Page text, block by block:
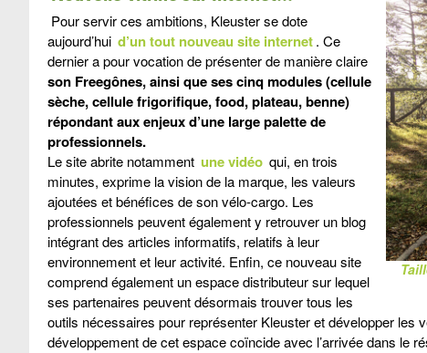
Pour servir ces ambitions, Kleuster se dote
aujourd’hui d’un tout nouveau site internet. Ce
dernier a pour vocation de présenter de manière claire
son Freegônes, ainsi que ses cinq modules (cellule
sèche, cellule frigorifique, food, plateau, benne)
répondant aux enjeux d’une large palette de
professionnels.
Le site abrite notamment une vidéo qui, en trois
minutes, exprime la vision de la marque, les valeurs
ajoutées et bénéfices de son vélo-cargo. Les
professionnels peuvent également y retrouver un blog
intégrant des articles informatifs, relatifs à leur
environnement et leur activité. Enfin, ce nouveau site
comprend également un espace distributeur sur lequel
ses partenaires peuvent désormais trouver tous les
outils nécessaires pour représenter Kleuster et développer les
développement de cet espace coïncide avec l’arrivée dans le